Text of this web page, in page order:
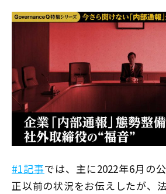
セミナー情
#1記事では、主に2022年6月の
正以前の状況をお伝えしたが、